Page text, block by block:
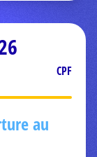
CPF
au